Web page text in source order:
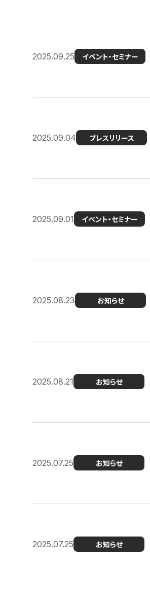
2025.09.25 イベント・セミナー
2025.09.04 プレスリリース
2025.09.01 イベント・セミナー
2025.08.23 お知らせ
2025.08.21 お知らせ
2025.07.25 お知らせ
2025.07.25 お知らせ